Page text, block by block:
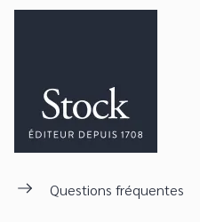
Questions fréquentes